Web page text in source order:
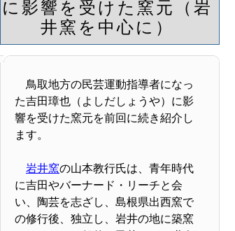
に影響を受けた窯元（岩
井窯を中心に）
鳥取地方の民芸運動指導者になっ
た吉田璋也（よしだしょうや）に影
響を受けた窯元を前回に続き紹介し
ます。
岩井窯の山本教行氏は、青年時代
に吉田やバーナード・リーチと会
い、陶芸を志ざし、島根県出西窯で
の修行後、独立し、岩井の地に築窯